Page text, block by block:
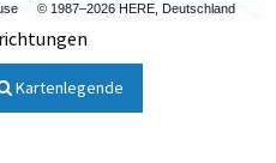
© 1987–2026 HERE, Deutschland
Kartenlegende